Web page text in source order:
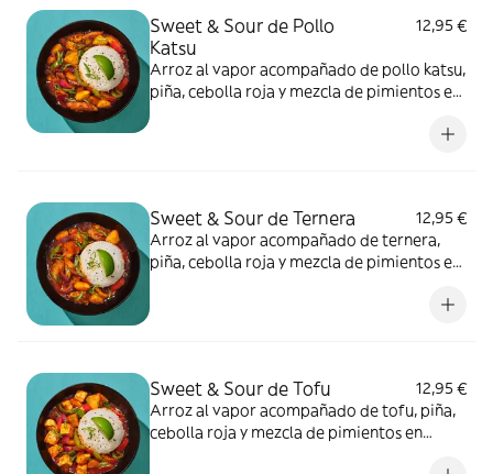
Sweet & Sour de Pollo
Katsu
12,95 €
Arroz al vapor acompañado de pollo katsu,
piña, cebolla roja y mezcla de pimientos en
Sweet & Sour de Ternera
12,95 €
Arroz al vapor acompañado de ternera,
piña, cebolla roja y mezcla de pimientos en
Sweet & Sour de Tofu
12,95 €
Arroz al vapor acompañado de tofu, piña,
cebolla roja y mezcla de pimientos en